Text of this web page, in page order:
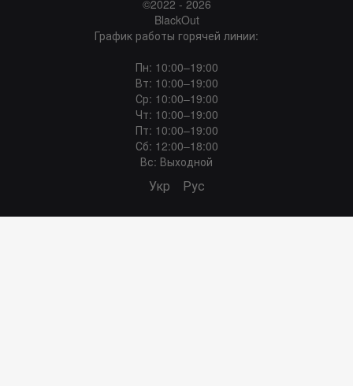
©2022 - 2026
BlackOut
График работы горячей линии:
Пн: 10:00–19:00
Вт: 10:00–19:00
Ср: 10:00–19:00
Чт: 10:00–19:00
Пт: 10:00–19:00
Сб: 12:00–18:00
Вс: Выходной
Укр Рус